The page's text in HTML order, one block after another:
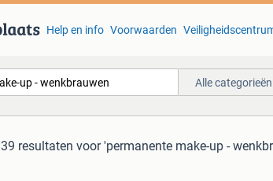
Help en info Voorwaarden
Alle
39 resultaten voor 'permanente make-up -